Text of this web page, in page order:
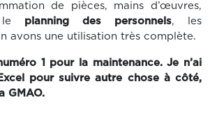
de pièces, mains d’œuvres,
le planning des personnels, les
avons une utilisation très complète.
1 pour la maintenance. Je n’ai
pour suivre autre chose à côté,
GMAO.